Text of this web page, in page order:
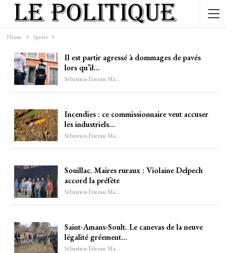
Home Sports
Il est partir agressé à dommages de pavés
lors qu’il…
Sébastien-Étienne Marechal
Incendies : ce commissionnaire veut accuser
les industriels…
Sébastien-Étienne Marechal
Souillac. Maires ruraux : Violaine Delpech
accord la préfète
Sébastien-Étienne Marechal
Saint-Amans-Soult. Le canevas de la neuve
légalité gréement…
Sébastien-Étienne Marechal